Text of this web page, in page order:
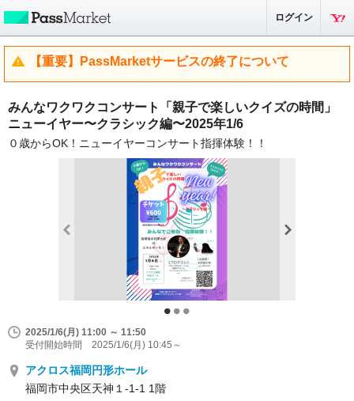
ログイン
【重要】PassMarketサービスの終了について
みんなワクワクコンサート「親子で楽しいクイズの時間」
ニューイヤー〜クラシック編〜2025年1/6
０歳からOK！ニューイヤーコンサート指揮体験！！
2025/1/6(月) 11:00 ～ 11:50
受付開始時間 2025/1/6(月) 10:45～
アクロス福岡円形ホール
福岡市中央区天神１-1-1 1階